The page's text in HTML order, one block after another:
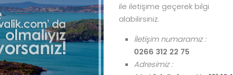
ile iletişime geçerek bilgi
alabilirsiniz.
İletişim numaramız :
0266 312 22 75
Adresimiz :